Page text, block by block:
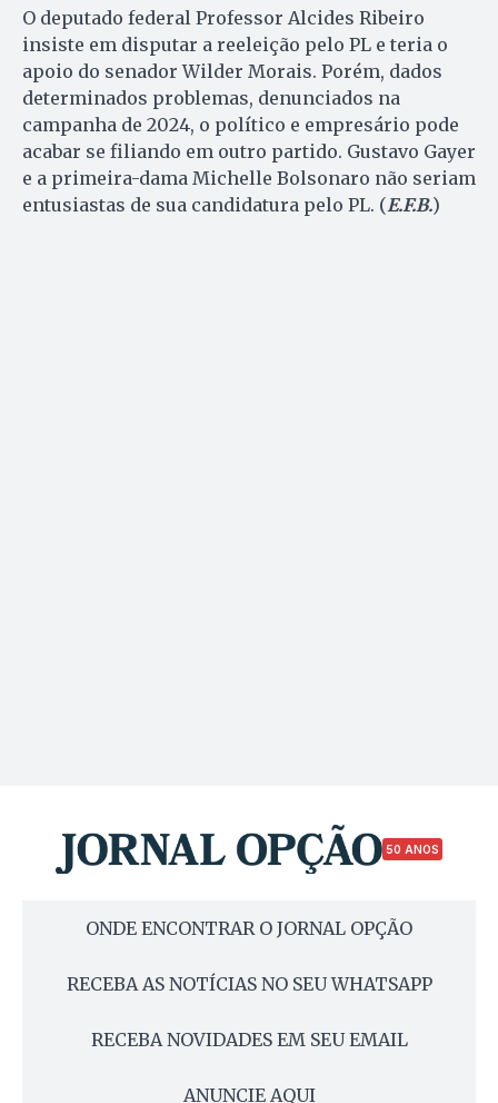
O deputado federal Professor Alcides Ribeiro
insiste em disputar a reeleição pelo PL e teria o
apoio do senador Wilder Morais. Porém, dados
determinados problemas, denunciados na
campanha de 2024, o político e empresário pode
acabar se filiando em outro partido. Gustavo Gayer
e a primeira-dama Michelle Bolsonaro não seriam
entusiastas de sua candidatura pelo PL. (E.F.B.)
50 ANOS
ONDE ENCONTRAR O JORNAL OPÇÃO
RECEBA AS NOTÍCIAS NO SEU WHATSAPP
RECEBA NOVIDADES EM SEU EMAIL
ANUNCIE AQUI